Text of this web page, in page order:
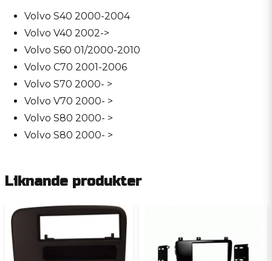
Volvo S40 2000-2004
Volvo V40 2002->
Volvo S60 01/2000-2010
Volvo C70 2001-2006
Volvo S70 2000- >
Volvo V70 2000- >
Volvo S80 2000- >
Volvo S80 2000- >
Liknande produkter